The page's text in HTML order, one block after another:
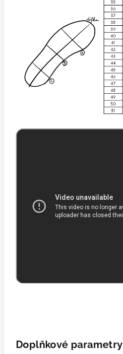
Doplňkové parametry